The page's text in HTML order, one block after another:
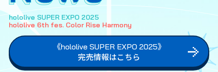
hololive SUPER EXPO 2025
hololive 6th fes. Color Rise Harmony
《hololive SUPER EXPO 2025》
完売情報はこちら